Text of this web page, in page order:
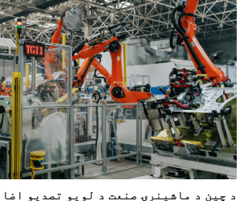
د چین د ماشینرۍ صنعت د لويو تصدیو